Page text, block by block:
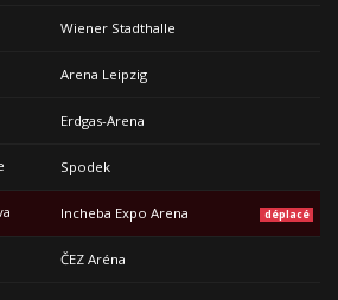
Wiener Stadthalle
Arena Leipzig
Erdgas-Arena
Spodek
Incheba Expo Arena déplacé
ČEZ Aréna